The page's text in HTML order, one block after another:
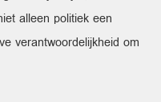
alleen politiek een
verantwoordelijkheid om